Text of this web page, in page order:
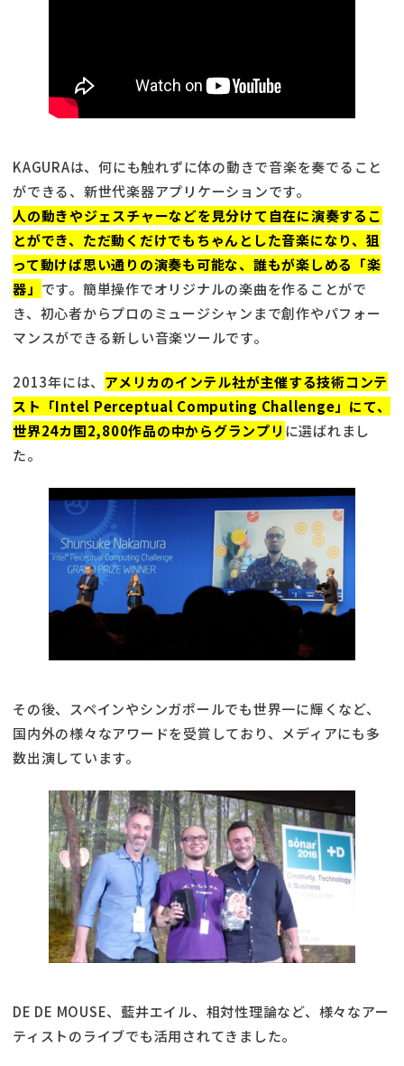
KAGURAは、何にも触れずに体の動きで音楽を奏でること
ができる、新世代楽器アプリケーションです。
人の動きやジェスチャーなどを見分けて自在に演奏するこ
とができ、ただ動くだけでもちゃんとした音楽になり、狙
って動けば思い通りの演奏も可能な、誰もが楽しめる「楽
器」 です。簡単操作でオリジナルの楽曲を作ることがで
き、初心者からプロのミュージシャンまで創作やパフォー
マンスができる新しい音楽ツールです。
2013年には、 アメリカのインテル社が主催する技術コンテ
スト「Intel Perceptual Computing Challenge」にて、
世界24カ国2,800作品の中からグランプリ に選ばれまし
た。
その後、スペインやシンガポールでも世界一に輝くなど、
国内外の様々なアワードを受賞しており、メディアにも多
数出演しています。
DE DE MOUSE、藍井エイル、相対性理論など、様々なアー
ティストのライブでも活用されてきました。